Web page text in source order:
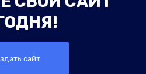
сайт